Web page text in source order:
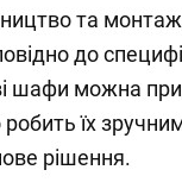
та
до
шафи можна
їх
рішення.